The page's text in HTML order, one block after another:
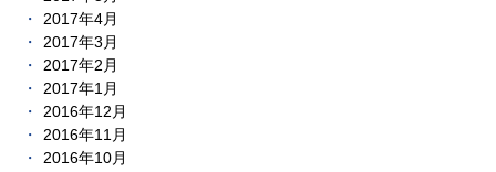
2017年4月
2017年3月
2017年2月
2017年1月
2016年12月
2016年11月
2016年10月